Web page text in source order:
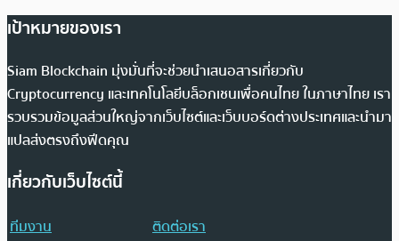
เป้าหมายของเรา
Siam Blockchain มุ่งมั่นที่จะช่วยนำเสนอสารเกี่ยวกับ
Cryptocurrency และเทคโนโลยีบล็อกเชนเพื่อคนไทย ในภาษาไทย เรา
รวบรวมข้อมูลส่วนใหญ่จากเว็บไซต์และเว็บบอร์ดต่างประเทศและนำมา
แปลส่งตรงถึงฟีดคุณ
เกี่ยวกับเว็บไซต์นี้
ทีมงาน
ติดต่อเรา